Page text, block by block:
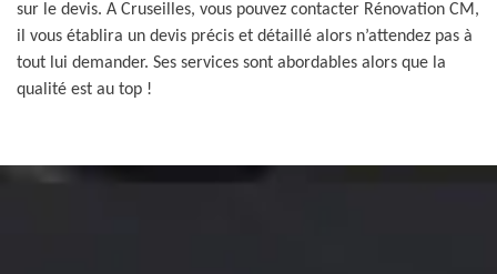
sur le devis. A Cruseilles, vous pouvez contacter Rénovation CM,
il vous établira un devis précis et détaillé alors n’attendez pas à
tout lui demander. Ses services sont abordables alors que la
qualité est au top !